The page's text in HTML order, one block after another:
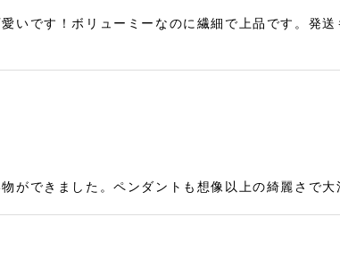
いです！ボリューミーなのに繊細で上品です。発
ができました。ペンダントも想像以上の綺麗さで大